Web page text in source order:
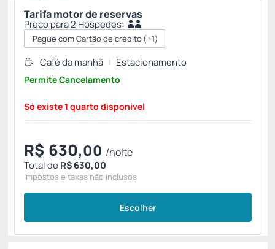
Tarifa motor de reservas
Preço para 2 Hóspedes:
Pague com Cartão de crédito(+1)
Café da manhã Estacionamento
Permite Cancelamento
Só existe 1 quarto disponível
R$ 630,00 /noite
Total deR$ 630,00
Impostos e taxas não inclusos
Escolher